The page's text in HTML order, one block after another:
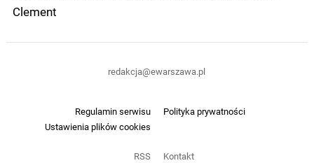
Clement
Regulamin serwisu
Polityka prywatności
Ustawienia plików cookies
RSS Kontakt
redakcja@ewarszawa.pl